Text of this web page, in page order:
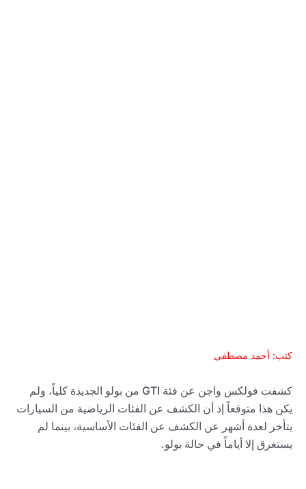
كتب: أحمد مصطفى
كشفت فولكس واجن عن فئة GTI من بولو الجديدة كلياً، ولم
يكن هذا متوقعاً إذ أن الكشف عن الفئات الرياضية من السيارات
يتأخر لعدة أشهر عن الكشف عن الفئات الأساسية، بينما لم
يستغرق إلا أياماً في حالة بولو.